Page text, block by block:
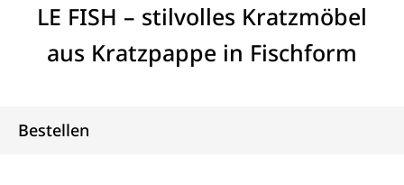
LE FISH – stilvolles Kratzmöbel
aus Kratzpappe in Fischform
Bestellen